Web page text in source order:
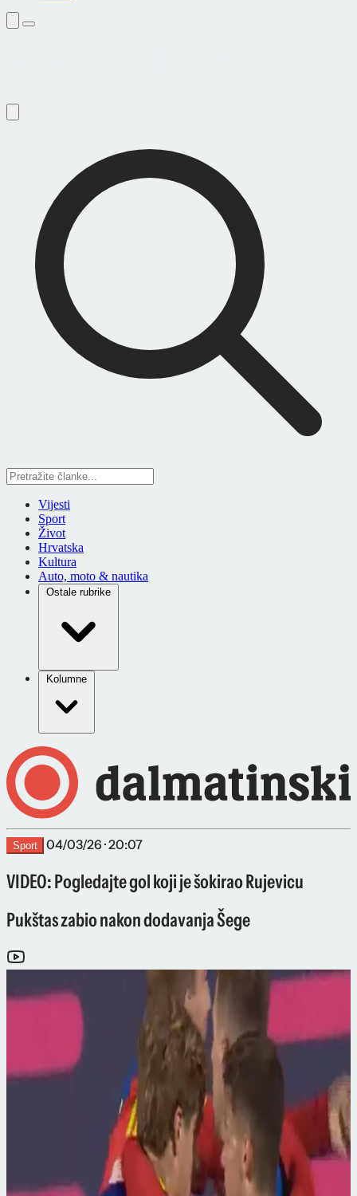
Vijesti
Sport
Život
Hrvatska
Kultura
Auto, moto & nautika
Ostale rubrike
Kolumne
Sport 04/03/26 · 20:07
VIDEO: Pogledajte gol koji je šokirao Rujevicu
Pukštas zabio nakon dodavanja Šege